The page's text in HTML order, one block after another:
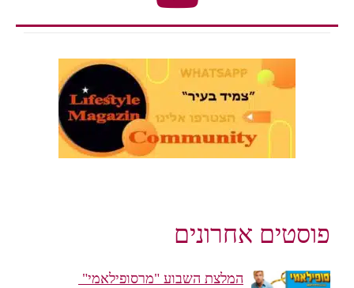
פוסטים אחרונים
המלצת השבוע "מרסופילאמי"